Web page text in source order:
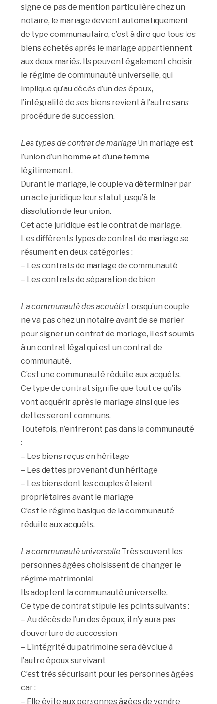
signe de pas de mention particulière chez un
notaire, le mariage devient automatiquement
de type communautaire, c’est à dire que tous les
biens achetés après le mariage appartiennent
aux deux mariés. Ils peuvent également choisir
le régime de communauté universelle, qui
implique qu’au décès d’un des époux,
l’intégralité de ses biens revient à l’autre sans
procédure de succession.
Les types de contrat de mariage Un mariage est
l’union d’un homme et d’une femme
légitimement.
Durant le mariage, le couple va déterminer par
un acte juridique leur statut jusqu’à la
dissolution de leur union.
Cet acte juridique est le contrat de mariage.
Les différents types de contrat de mariage se
résument en deux catégories :
– Les contrats de mariage de communauté
– Les contrats de séparation de bien
La communauté des acquêts Lorsqu’un couple
ne va pas chez un notaire avant de se marier
pour signer un contrat de mariage, il est soumis
à un contrat légal qui est un contrat de
communauté.
C’est une communauté réduite aux acquêts.
Ce type de contrat signifie que tout ce qu’ils
vont acquérir après le mariage ainsi que les
dettes seront communs.
Toutefois, n’entreront pas dans la communauté
:
– Les biens reçus en héritage
– Les dettes provenant d’un héritage
– Les biens dont les couples étaient
propriétaires avant le mariage
C’est le régime basique de la communauté
réduite aux acquêts.
La communauté universelle Très souvent les
personnes âgées choisissent de changer le
régime matrimonial.
Ils adoptent la communauté universelle.
Ce type de contrat stipule les points suivants :
– Au décès de l’un des époux, il n’y aura pas
d’ouverture de succession
– L’intégrité du patrimoine sera dévolue à
l’autre époux survivant
C’est très sécurisant pour les personnes âgées
car :
– Elle évite aux personnes âgées de vendre